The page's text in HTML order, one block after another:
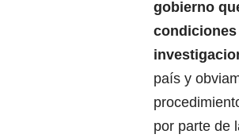
gobierno
país y
por parte de